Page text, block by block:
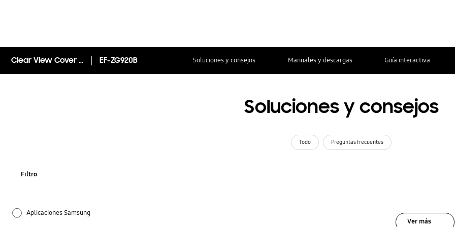
Clear View Cover Galaxy S6 EF-ZG920B Soluciones y consejos Manuales y descargas Guía interactiva
Soluciones y consejos
Todo Preguntas frecuentes
Filtro
Aplicaciones Samsung
Ver más